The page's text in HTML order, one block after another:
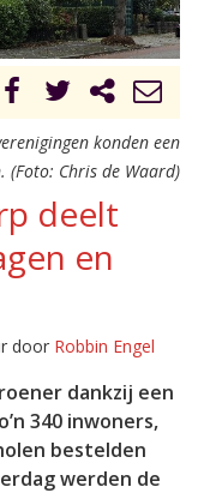
konden een
(Foto: Chris de Waard)
deelt
en
door Robbin Engel
dankzij een
340 inwoners,
bestelden
werden de